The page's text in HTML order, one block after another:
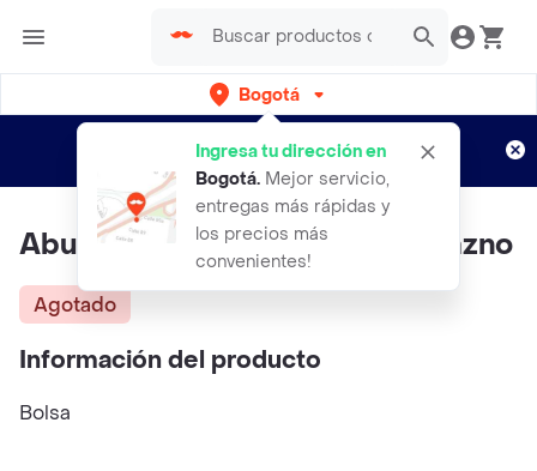
Bogotá
Ingresa tu dirección en
Bogotá. Mejor servicio,
entregas más rápidas y
los precios más
convenientes!
envíos gratis por semanas
Aplican TyC
Aburrá Gelatina de Trozos Durazno
Agotado
Información del producto
Bolsa